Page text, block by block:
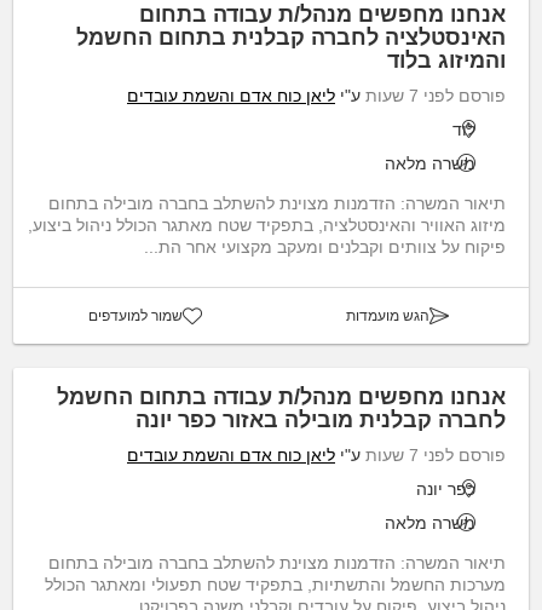
אנחנו מחפשים מנהל/ת עבודה בתחום
האינסטלציה לחברה קבלנית בתחום החשמל
והמיזוג בלוד
פורסם לפני 7 שעות ע"י ליאן כוח אדם והשמת עובדים
לוד
משרה מלאה
תיאור המשרה: הזדמנות מצוינת להשתלב בחברה מובילה בתחום
מיזוג האוויר והאינסטלציה, בתפקיד שטח מאתגר הכולל ניהול ביצוע,
פיקוח על צוותים וקבלנים ומעקב מקצועי אחר הת...
הגש מועמדות שמור למועדפים
אנחנו מחפשים מנהל/ת עבודה בתחום החשמל
לחברה קבלנית מובילה באזור כפר יונה
פורסם לפני 7 שעות ע"י ליאן כוח אדם והשמת עובדים
כפר יונה
משרה מלאה
תיאור המשרה: הזדמנות מצוינת להשתלב בחברה מובילה בתחום
מערכות החשמל והתשתיות, בתפקיד שטח תפעולי ומאתגר הכולל
ניהול ביצוע, פיקוח על עובדים וקבלני משנה בפרויקט ...